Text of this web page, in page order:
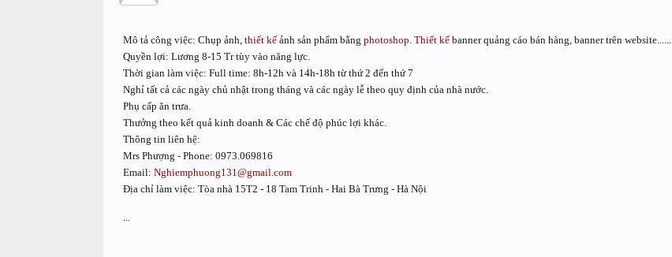
Mô tả công việc: Chụp ảnh, thiết kếảnh sản phẩm bằng photoshop. Thiết kếbanner quảng cáo bán hàng, banner trên website......
Quyền lợi: Lương 8-15 Tr tùy vào năng lực.
Thời gian làm việc: Full time: 8h-12h và 14h-18h từ thứ 2 đến thứ 7
Nghỉ tất cả các ngày chủ nhật trong tháng và các ngày lễ theo quy định của nhà nước.
Phụ cấp ăn trưa.
Thưởng theo kết quả kinh doanh & Các chế độ phúc lợi khác.
Thông tin liên hệ:
Mrs Phượng - Phone: 0973.069816
Email: Nghiemphuong131@gmail.com
Địa chỉ làm việc: Tòa nhà 15T2 - 18 Tam Trinh - Hai Bà Trưng - Hà Nội
...